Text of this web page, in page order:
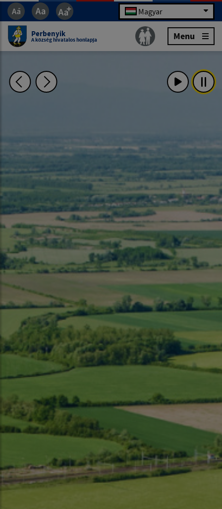
Magyar
Perbenyik
A község hivatalos honlapja Menu